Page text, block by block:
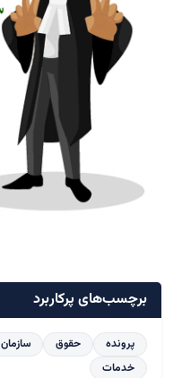
برچسب‌های پرکاربرد
پرونده حقوق سازمان
خدمات